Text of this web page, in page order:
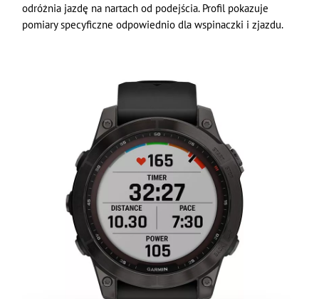
odróżnia jazdę na nartach od podejścia. Profil pokazuje
pomiary specyficzne odpowiednio dla wspinaczki i zjazdu.